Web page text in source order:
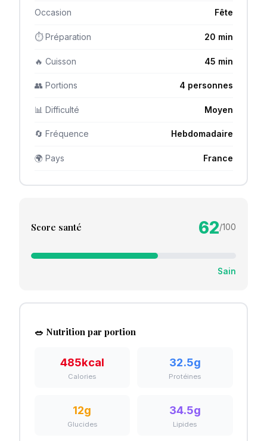
Occasion Fête
⏱ Préparation 20 min
🔥 Cuisson 45 min
👥 Portions 4 personnes
📊 Difficulté Moyen
🔄 Fréquence Hebdomadaire
🌍 Pays France
Score santé 62/100
Sain
🥗 Nutrition par portion
485kcal
Calories
32.5g
Protéines
12g
Glucides
34.5g
Lipides